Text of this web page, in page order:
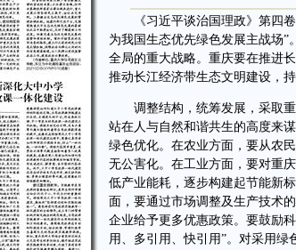
《习近平谈治国理政》第四卷
为我国生态优先绿色发展主战场
全局的重大战略。重庆要在推进
推动长江经济带生态文明建设，
调整结构，统筹发展，采取重
站在人与自然和谐共生的高度来
绿色优化。在农业方面，要从农
无公害化。在工业方面，要对重
低产业能耗，逐步构建起节能新
面，要通过市场调整及生产技术
企业给予更多优惠政策。要鼓励
用、多引用、快引用”。对采用